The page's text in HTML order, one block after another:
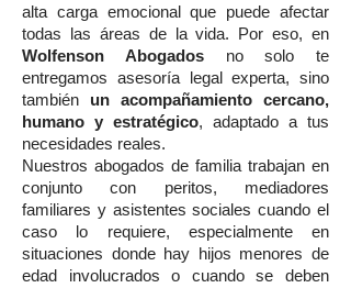
alta carga emocional que puede afectar
todas las áreas de la vida. Por eso, en
Wolfenson Abogadosno solo te
entregamos asesoría legal experta, sino
también un acompañamiento cercano,
humano y estratégico, adaptado a tus
necesidades reales.
Nuestros abogados de familia trabajan en
conjunto con peritos, mediadores
familiares y asistentes sociales cuando el
caso lo requiere, especialmente en
situaciones donde hay hijos menores de
edad involucrados o cuando se deben